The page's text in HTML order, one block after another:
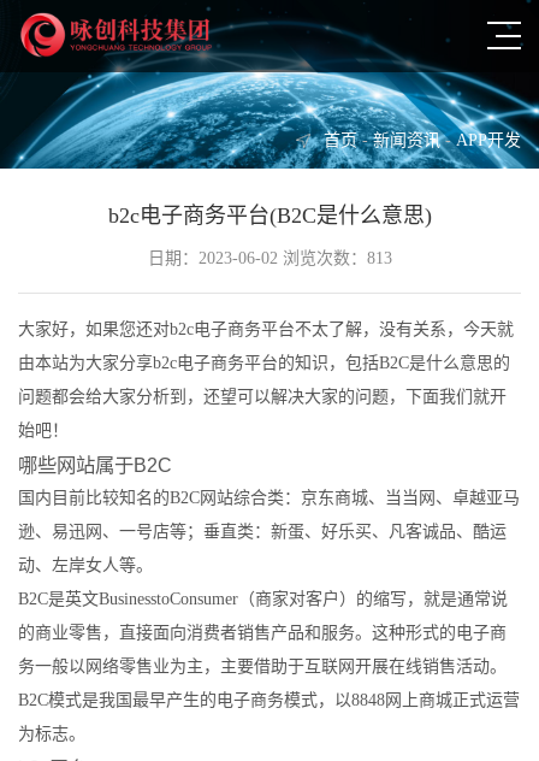
首页 - 新闻资讯 - APP开发
b2c电子商务平台(B2C是什么意思)
日期：2023-06-02 浏览次数：813
大家好，如果您还对b2c电子商务平台不太了解，没有关系，今天就
由本站为大家分享b2c电子商务平台的知识，包括B2C是什么意思的
问题都会给大家分析到，还望可以解决大家的问题，下面我们就开
始吧！
哪些网站属于B2C
国内目前比较知名的B2C网站综合类：京东商城、当当网、卓越亚马
逊、易迅网、一号店等；垂直类：新蛋、好乐买、凡客诚品、酷运
动、左岸女人等。
B2C是英文BusinesstoConsumer（商家对客户）的缩写，就是通常说
的商业零售，直接面向消费者销售产品和服务。这种形式的电子商
务一般以网络零售业为主，主要借助于互联网开展在线销售活动。
B2C模式是我国最早产生的电子商务模式，以8848网上商城正式运营
为标志。